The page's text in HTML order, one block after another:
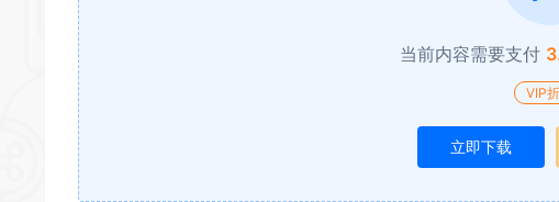
当前内容需要支付
VIP
立即下载